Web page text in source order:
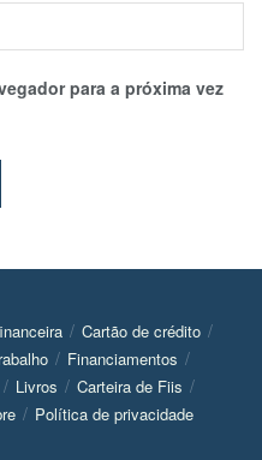
para a próxima vez
Cartão de crédito
Financiamentos
Livros
Carteira de Fiis
Política de privacidade